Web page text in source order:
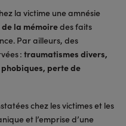
la victime une amnésie
la mémoiredes faits
Par ailleurs, des
:traumatismes divers,
perte de
chez les victimes et les
et l’emprise d’une